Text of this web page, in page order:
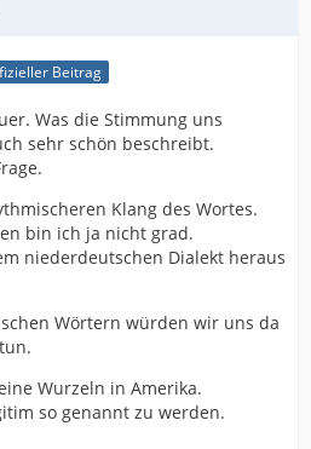
Beitrag
Was die Stimmung uns
sehr schön beschreibt.
Klang des Wortes.
bin ich ja nicht grad.
niederdeutschen Dialekt heraus
Wörtern würden wir uns da
Wurzeln in Amerika.
so genannt zu werden.